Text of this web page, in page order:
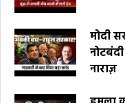
मोदी
नाराज़